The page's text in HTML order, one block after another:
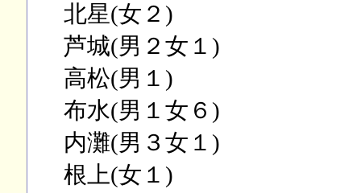
北星(女２)
芦城(男２女１)
高松(男１)
布水(男１女６)
内灘(男３女１)
根上(女１)